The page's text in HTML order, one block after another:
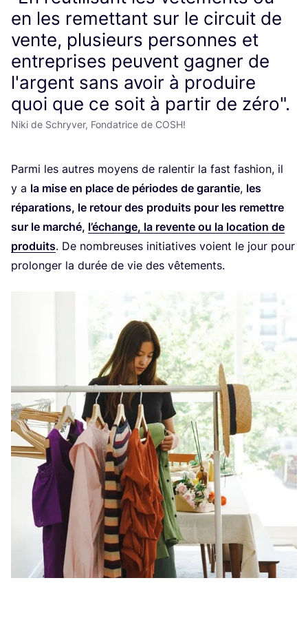
en les remettant sur le circuit de
vente, plusieurs personnes et
entreprises peuvent gagner de
l'argent sans avoir à produire
quoi que ce soit à partir de zéro".
Niki de Schryver, Fondatrice de COSH!
Par­mi les autres moyens de ralen­tir la fast fashion, il
y a la mise en place de périodes de garan­tie, les
répa­ra­tions, le retour des pro­duits pour les remettre
sur le mar­ché, l’é­change, la revente ou la loca­tion de
pro­duits. De nom­breuses ini­tia­tives voient le jour pour
pro­lon­ger la durée de vie des vêtements.